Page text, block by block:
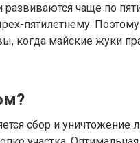
чаще по
пятилетнему.
когда майские жуки
сбор и уничтожение